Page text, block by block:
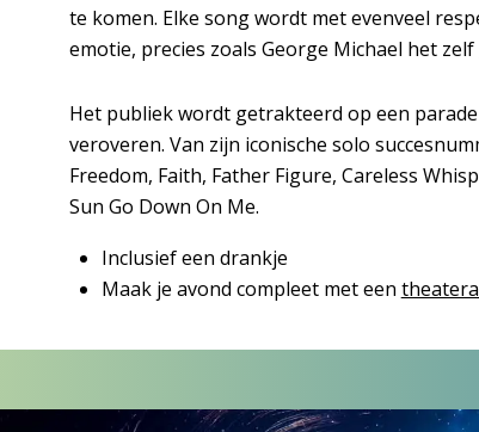
te komen. Elke song wordt met evenveel
emotie, precies zoals George Michael het
Het publiek wordt getrakteerd op een
veroveren. Van zijn iconische solo
Freedom, Faith, Father Figure, Careless
Sun Go Down On Me.
Inclusief een drankje
Maak je avond compleet met een